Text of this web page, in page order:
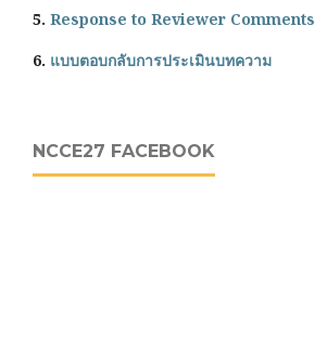
5. Response to Reviewer Comments
6. แบบตอบกลับการประเมินบทความ
NCCE27 FACEBOOK